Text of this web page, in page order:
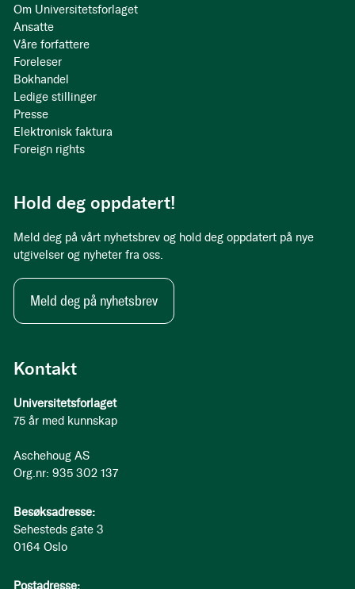
Kontakt
Universitetsforlaget
75 år med kunnskap
Aschehoug AS
Org.nr: 935 302 137
Besøksadresse:
Sehesteds gate 3
0164 Oslo
Postadresse:
Om Universitetsforlaget
Ansatte
Våre forfattere
Foreleser
Bokhandel
Ledige stillinger
Presse
Elektronisk faktura
Foreign rights
Hold deg oppdatert!
Meld deg på vårt nyhetsbrev og hold deg oppdatert på nye
utgivelser og nyheter fra oss.
Meld deg på nyhetsbrev